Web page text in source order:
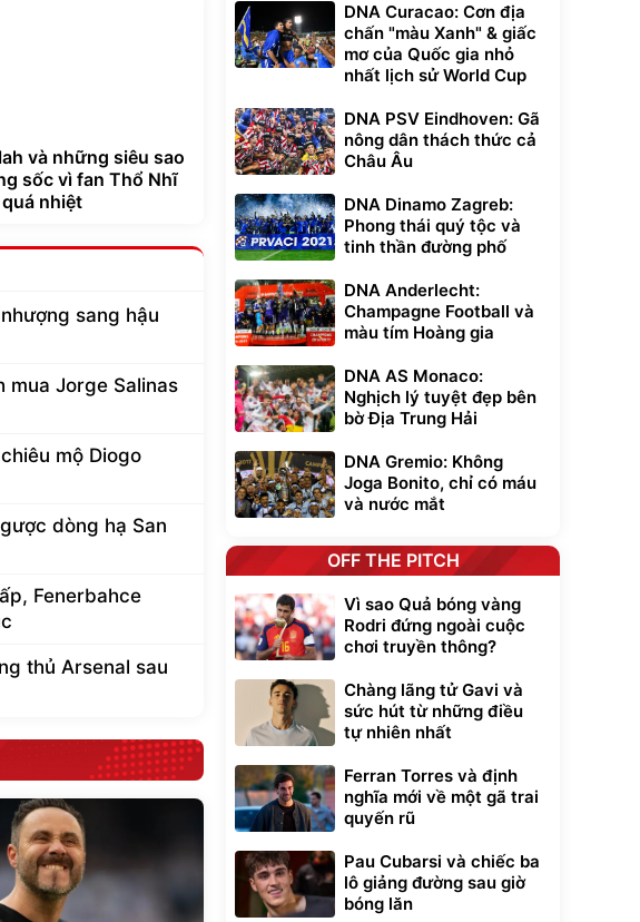
và những siêu sao
sốc vì fan Thổ Nhĩ
quá nhiệt
sang hậu
mua Jorge Salinas
mộ Diogo
dòng hạ San
Fenerbahce
thủ Arsenal sau
DNA Curacao: Cơn địa
chấn "màu Xanh" & giấc
mơ của Quốc gia nhỏ
nhất lịch sử World Cup
DNA PSV Eindhoven: Gã
nông dân thách thức cả
Châu Âu
DNA Dinamo Zagreb:
Phong thái quý tộc và
tinh thần đường phố
DNA Anderlecht:
Champagne Football và
màu tím Hoàng gia
DNA AS Monaco:
Nghịch lý tuyệt đẹp bên
bờ Địa Trung Hải
DNA Gremio: Không
Joga Bonito, chỉ có máu
và nước mắt
OFF THE PITCH
Vì sao Quả bóng vàng
Rodri đứng ngoài cuộc
chơi truyền thông?
Chàng lãng tử Gavi và
sức hút từ những điều
tự nhiên nhất
Ferran Torres và định
nghĩa mới về một gã trai
quyến rũ
Pau Cubarsi và chiếc ba
lô giảng đường sau giờ
bóng lăn